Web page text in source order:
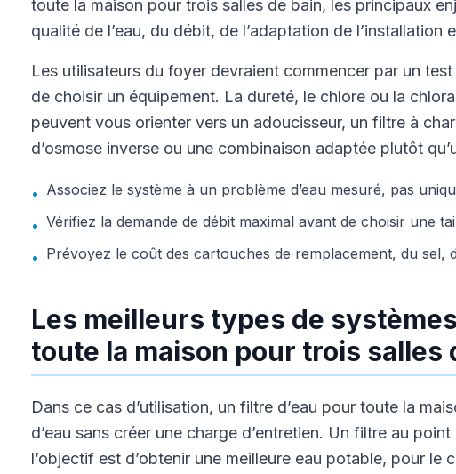
toute la maison pour trois salles de bain, les principaux
qualité de l’eau, du débit, de l’adaptation de l’installation
Les utilisateurs du foyer devraient commencer par un
de choisir un équipement. La dureté, le chlore ou la
peuvent vous orienter vers un adoucisseur, un filtre à
d’osmose inverse ou une combinaison adaptée plutôt
• Associez le système à un problème d’eau mesuré, pas
• Vérifiez la demande de débit maximal avant de choisir une
• Prévoyez le coût des cartouches de remplacement, du sel,
Les meilleurs types de
toute la maison pour trois salles
Dans ce cas d’utilisation, un filtre d’eau pour toute la
d’eau sans créer une charge d’entretien. Un filtre au
l’objectif est d’obtenir une meilleure eau potable, pour le